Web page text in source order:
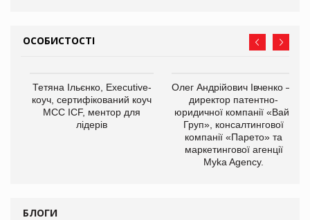
ОСОБИСТОСТІ
Тетяна Ільєнко, Executive-
коуч, сертифікований коуч
МСС ICF, ментор для
лідерів
Олег Андрійович Івченко —
директор патентно-
юридичної компанії «Вайз
Груп», консалтингової
компанії «Парето» та
маркетингової агенції
Myka Agency.
БЛОГИ